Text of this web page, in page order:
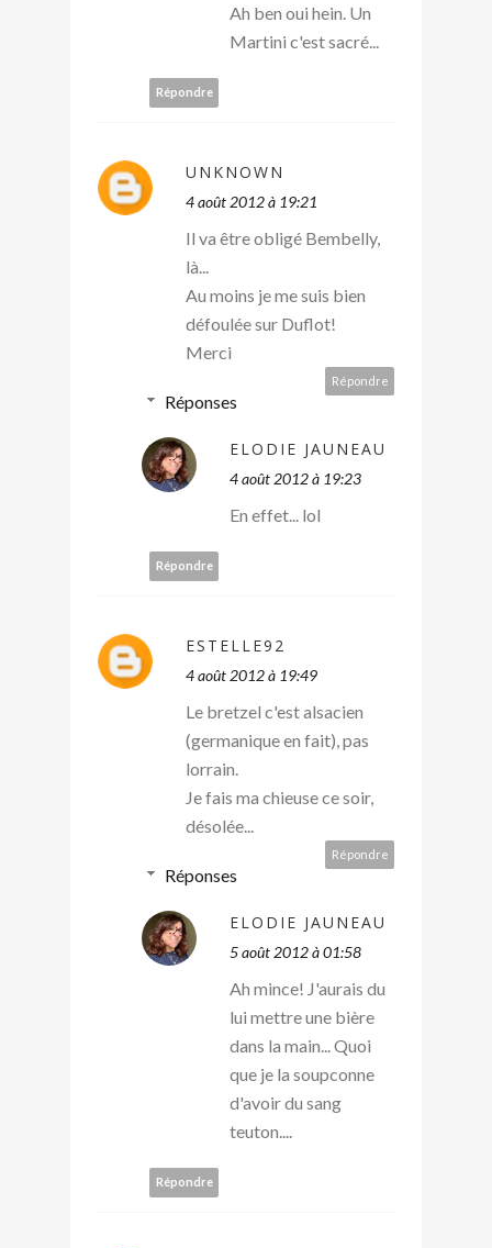
Ah ben oui hein. Un
Martini c'est sacré...
Répondre
UNKNOWN
4 août 2012 à 19:21
Il va être obligé Bembelly,
là...
Au moins je me suis bien
défoulée sur Duflot!
Merci
Répondre
Réponses
ELODIE JAUNEAU
4 août 2012 à 19:23
En effet... lol
Répondre
ESTELLE92
4 août 2012 à 19:49
Le bretzel c'est alsacien
(germanique en fait), pas
lorrain.
Je fais ma chieuse ce soir,
désolée...
Répondre
Réponses
ELODIE JAUNEAU
5 août 2012 à 01:58
Ah mince! J'aurais du
lui mettre une bière
dans la main... Quoi
que je la soupconne
d'avoir du sang
teuton....
Répondre